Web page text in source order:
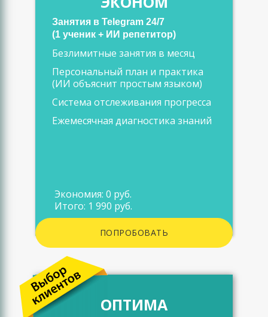
Занятия в Telegram 24/7
(1 ученик + ИИ репетитор)
Безлимитные занятия в месяц
Персональный план и практика
(ИИ объяснит простым языком)
Система отслеживания прогресса
Ежемесячная диагностика знаний
Экономия: 0 руб.
Итого: 1 990 руб.
ПОПРОБОВАТЬ
ОПТИМА